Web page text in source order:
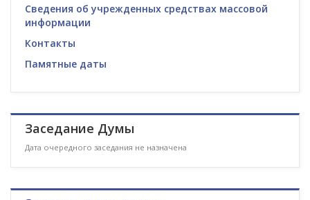
Сведения об учрежденных средствах массовой
информации
Контакты
Памятные даты
Заседание Думы
Дата очередного заседания не назначена